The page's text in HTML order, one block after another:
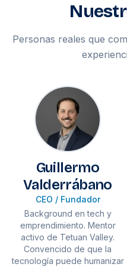
Personas reales que
Guillermo
Valderrábano
CEO / Fundador
Background en tech y
emprendimiento. Mentor
activo de Tetuan Valley.
Convencido de que la
tecnología puede humanizar